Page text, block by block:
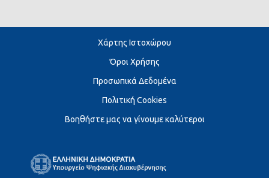
Χάρτης Ιστοχώρου
Όροι Χρήσης
Προσωπικά Δεδομένα
Πολιτική Cookies
Βοηθήστε μας να γίνουμε καλύτεροι